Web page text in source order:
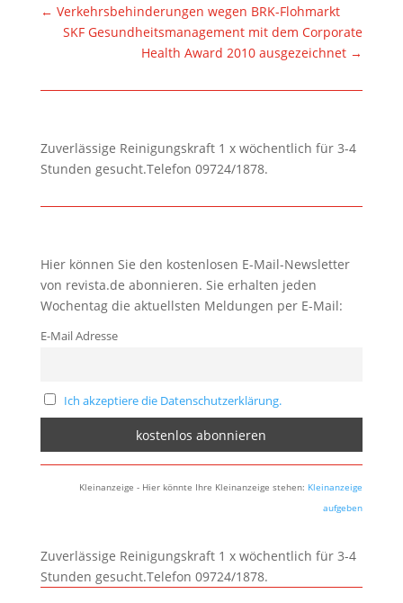
← Verkehrsbehinderungen wegen BRK-Flohmarkt
SKF Gesundheitsmanagement mit dem Corporate
Health Award 2010 ausgezeichnet →
Zuverlässige Reinigungskraft 1 x wöchentlich für 3-4
Stunden gesucht.Telefon 09724/1878.
Hier können Sie den kostenlosen E-Mail-Newsletter
von revista.de abonnieren. Sie erhalten jeden
Wochentag die aktuellsten Meldungen per E-Mail:
E-Mail Adresse
Ich akzeptiere die Datenschutzerklärung.
Kleinanzeige - Hier könnte Ihre Kleinanzeige stehen: Kleinanzeige
aufgeben
Zuverlässige Reinigungskraft 1 x wöchentlich für 3-4
Stunden gesucht.Telefon 09724/1878.